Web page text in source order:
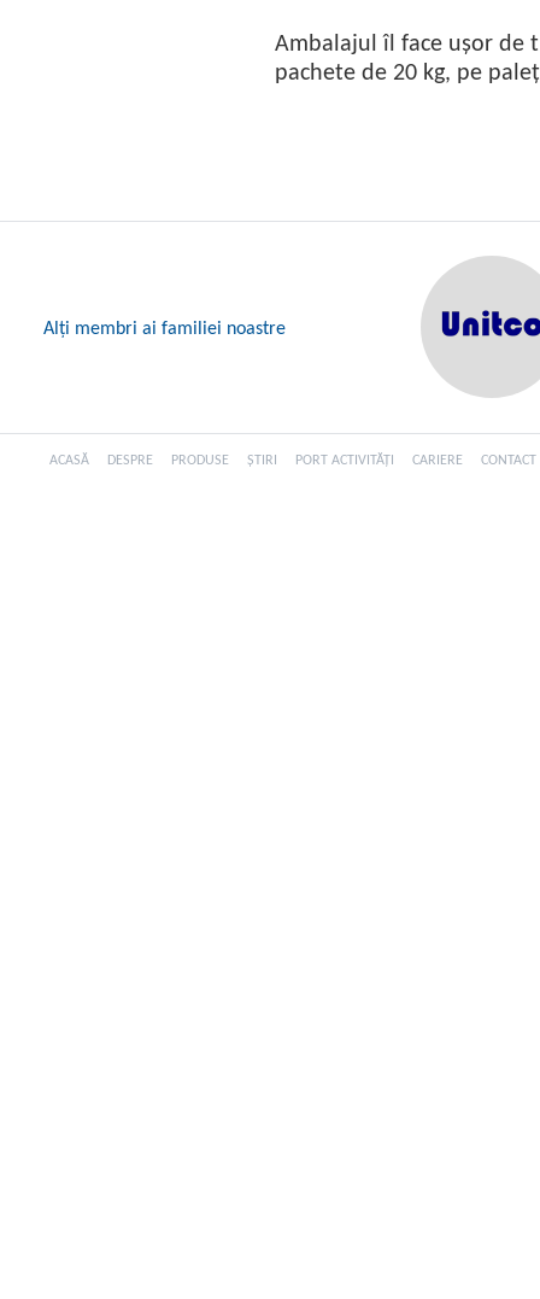
Ambalajul îl face ușor de
pachete de 20 kg, pe
Alți membri ai familiei noastre
ACASĂ DESPRE PRODUSE ȘTIRI PORT ACTIVITĂȚI CARIERE CONTACT